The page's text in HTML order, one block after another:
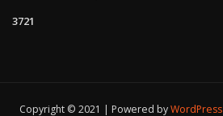
3721
Copyright © 2021 | Powered byWordPress